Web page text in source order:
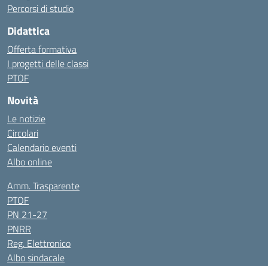
Percorsi di studio
Didattica
Offerta formativa
I progetti delle classi
PTOF
Novità
Le notizie
Circolari
Calendario eventi
Albo online
Amm. Trasparente
PTOF
PN 21-27
PNRR
Reg. Elettronico
Albo sindacale